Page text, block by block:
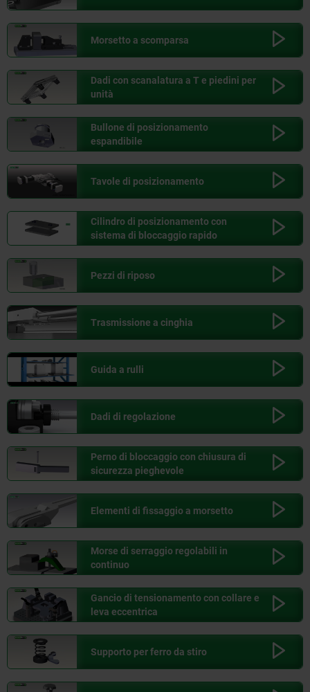
Morsetto a scomparsa
Dadi con scanalatura a T e piedini per
unità
Bullone di posizionamento
espandibile
Tavole di posizionamento
Cilindro di posizionamento con
sistema di bloccaggio rapido
Pezzi di riposo
Trasmissione a cinghia
Guida a rulli
Dadi di regolazione
Perno di bloccaggio con chiusura di
sicurezza pieghevole
Elementi di fissaggio a morsetto
Morse di serraggio regolabili in
continuo
Gancio di tensionamento con collare e
leva eccentrica
Supporto per ferro da stiro